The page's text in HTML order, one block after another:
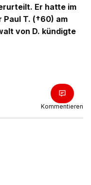
Er hatte im
T. (†60) am
von D. kündigte
Kommentieren